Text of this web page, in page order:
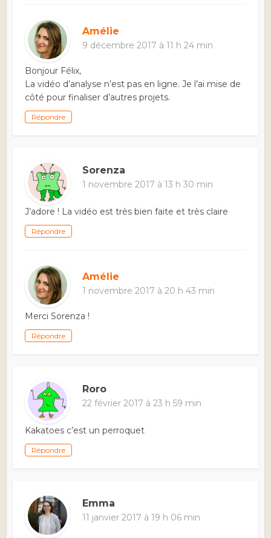
Amélie
9 décembre 2017 à 11 h 24 min
Bonjour Félix,
La vidéo d’analyse n’est pas en ligne. Je l’ai mise de
côté pour finaliser d’autres projets.
Répondre
Sorenza
1 novembre 2017 à 13 h 30 min
J’adore ! La vidéo est très bien faite et très claire
Répondre
Amélie
1 novembre 2017 à 20 h 43 min
Merci Sorenza !
Répondre
Roro
22 février 2017 à 23 h 59 min
Kakatoes c’est un perroquet
Répondre
Emma
11 janvier 2017 à 19 h 06 min